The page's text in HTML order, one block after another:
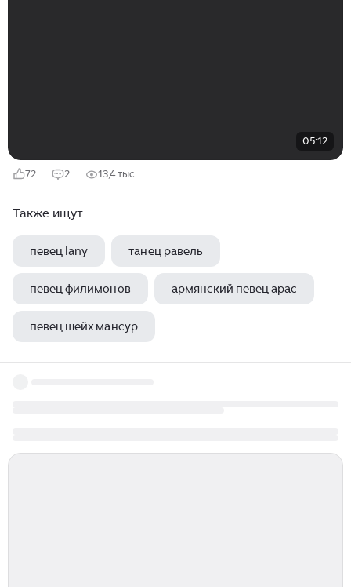
05:12
72 2 13,4 тыс
Также ищут
певец lany танец равель
певец филимонов армянский певец арас
певец шейх мансур